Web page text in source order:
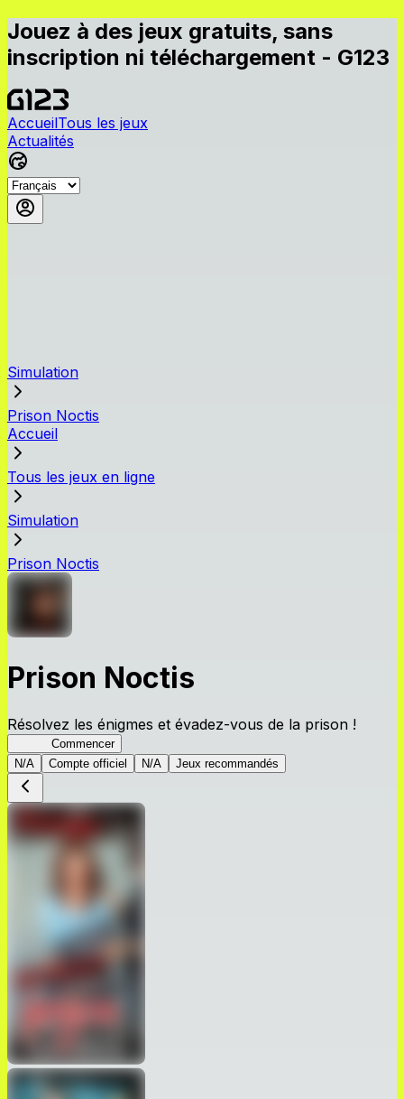
Jouez à des jeux gratuits, sans
inscription ni téléchargement - G123
AccueilTous les jeux
Actualités
Simulation
Prison Noctis
Accueil
Tous les jeux en ligne
Simulation
Prison Noctis
Prison Noctis
Résolvez les énigmes et évadez-vous de la prison !
Commencer
N/A
Compte officiel N/A Jeux recommandés